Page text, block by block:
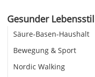
Gesunder Lebensstil
Säure-Basen-Haushalt
Bewegung & Sport
Nordic Walking